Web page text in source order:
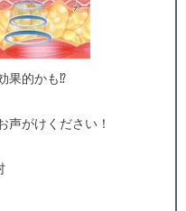
果的かも⁉︎
声がけください！